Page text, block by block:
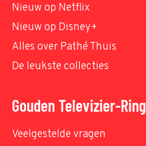
Nieuw op Netflix
Nieuw op Disney+
Alles over Pathé Thuis
De leukste collecties
Gouden Televizier-Ring
Veelgestelde vragen